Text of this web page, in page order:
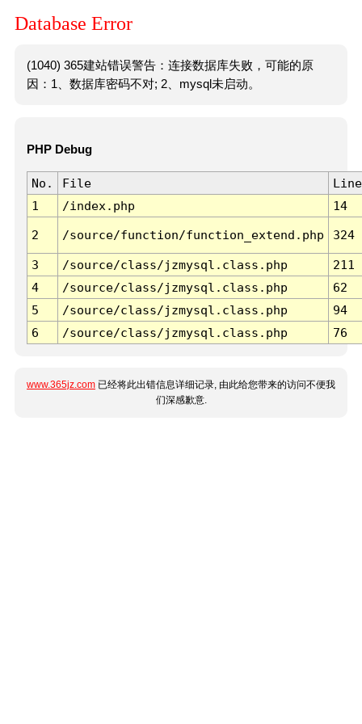
Database Error
(1040) 365建站错误警告：连接数据库失败，可能的原
因：1、数据库密码不对; 2、mysql未启动。
PHP Debug
No. File
Line
1
/index.php 14
2 /source/function/function_extend.php 324
3 /source/class/jzmysql.class.php
211
4
/source/class/jzmysql.class.php
62
5
/source/class/jzmysql.class.php
94
6
/source/class/jzmysql.class.php 76
www.365jz.com 已经将此出错信息详细记录, 由此给您带来的访问不便我
们深感歉意.